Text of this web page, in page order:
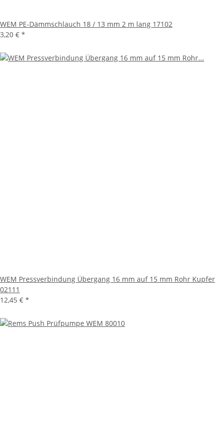
WEM PE-Dämmschlauch 18 / 13 mm 2 m lang 17102
3,20 € *
WEM Pressverbindung Übergang 16 mm auf 15 mm Rohr Kupfer
02111
12,45 € *